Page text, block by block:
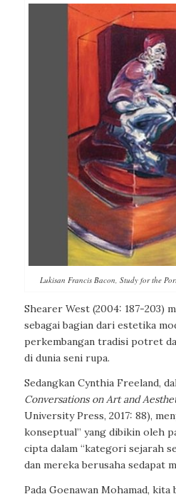
Lukisan Francis Bacon, Study for the
Shearer West (2004: 187-203)
sebagai bagian dari estetika
perkembangan tradisi potret
di dunia seni rupa.
Sedangkan Cynthia Freeland,
Conversations on Art and
University Press, 2017: 88),
konseptual” yang dibikin oleh
cipta dalam “kategori sejarah
dan mereka berusaha sedapat
Pada Goenawan Mohamad, kita